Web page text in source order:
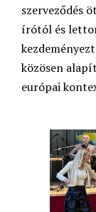
szerveződés
írótól és
közösen
európai